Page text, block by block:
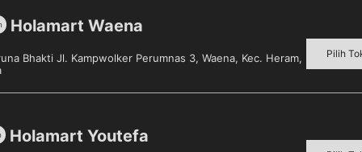
Holamart Waena
Bhakti Jl. Kampwolker Perumnas 3, Waena, Kec. Heram, Kota Pilih
Holamart Youtefa